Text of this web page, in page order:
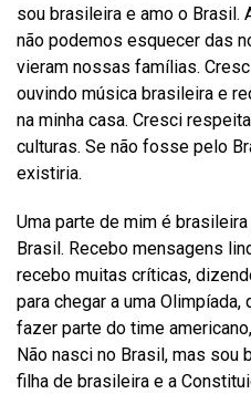
sou brasileira e amo o Brasil.
não podemos esquecer das
vieram nossas famílias.
ouvindo música brasileira e
na minha casa. Cresci
culturas. Se não fosse pelo
existiria.
Uma parte de mim é
Brasil. Recebo mensagens
recebo muitas críticas,
para chegar a uma
fazer parte do time
Não nasci no Brasil, mas sou
filha de brasileira e a